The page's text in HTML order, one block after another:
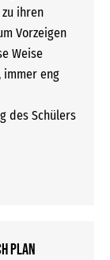
ihren
Vorzeigen
Weise
immer eng
des Schülers
Plan